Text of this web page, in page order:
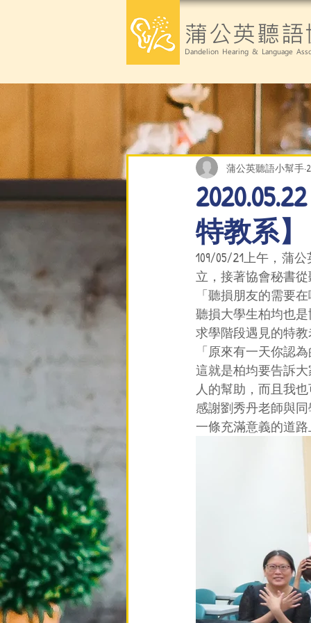
蒲公英聽
Dandelion Hearing & Language
特教系】
蒲公英聽語小幫手
109/05/21上午，蒲
立，接著協會秘書
「聽損朋友的需要
聽損大學生柏均也
求學階段遇見的特
「原來有一天你認
這就是柏均要告訴
人的幫助，而且我
感謝劉秀丹老師與
一條充滿意義的道